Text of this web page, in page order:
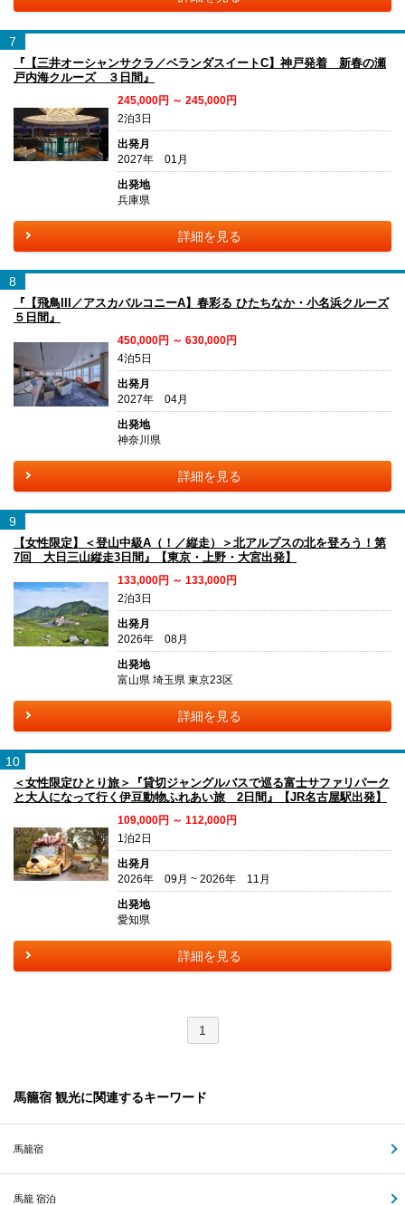
7
『【三井オーシャンサクラ／ベランダスイートC】神戸発着 新春の瀬
戸内海クルーズ ３日間』
245,000円 ～ 245,000円
2泊3日
出発月
2027年 01月
出発地
兵庫県
詳細を見る
8
『【飛鳥III／アスカバルコニーA】春彩る ひたちなか・小名浜クルーズ
５日間』
450,000円 ～ 630,000円
4泊5日
出発月
2027年 04月
出発地
神奈川県
詳細を見る
9
【女性限定】＜登山中級A（！／縦走）＞北アルプスの北を登ろう！第
7回 大日三山縦走3日間』【東京・上野・大宮出発】
133,000円 ～ 133,000円
2泊3日
出発月
2026年 08月
出発地
富山県 埼玉県 東京23区
詳細を見る
10
＜女性限定ひとり旅＞『貸切ジャングルバスで巡る富士サファリパーク
と大人になって行く伊豆動物ふれあい旅 2日間』【JR名古屋駅出発】
109,000円 ～ 112,000円
1泊2日
出発月
2026年 09月 ~ 2026年 11月
出発地
愛知県
詳細を見る
1
馬籠宿 観光に関連するキーワード
馬籠宿
馬籠 宿泊